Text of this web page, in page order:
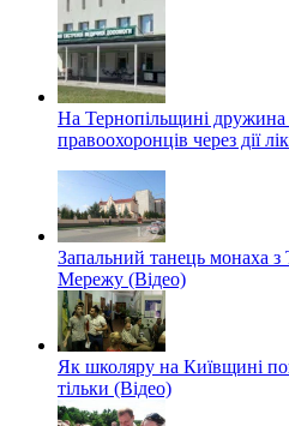
На Тернопільщині дружина
правоохоронців через дії
Запальний танець монаха з
Мережу (Відео)
Як школяру на Київщині
тільки (Відео)